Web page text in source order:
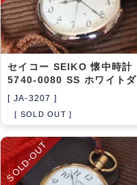
セイコー SEIKO 懐中時計
5740-0080 SS ホワイトダ
[ JA-3207 ]
[ SOLD OUT ]
SOLD-OUT